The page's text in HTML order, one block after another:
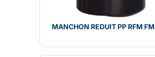
MANCHON REDUIT PP RFM FM